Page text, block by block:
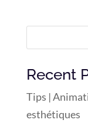
Recent
Tips |
esthétiques